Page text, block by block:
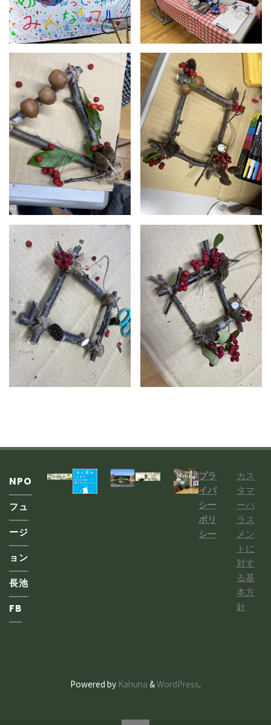
NPO
フュ
ージ
ョン
長池
FB
プラ
イバ
シー
ポリ
シー
カス
タマ
ーハ
ラス
メン
トに
対す
る基
本方
針
Powered by Kahuna &WordPress.